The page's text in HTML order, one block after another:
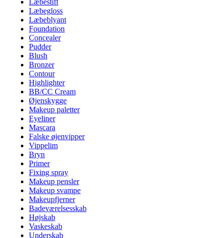
Læbestift
Læbegloss
Læbeblyant
Foundation
Concealer
Pudder
Blush
Bronzer
Contour
Highlighter
BB/CC Cream
Øjenskygge
Makeup paletter
Eyeliner
Mascara
Falske øjenvipper
Vippelim
Bryn
Primer
Fixing spray
Makeup pensler
Makeup svampe
Makeupfjerner
Badeværelsesskab
Højskab
Vaskeskab
Underskab